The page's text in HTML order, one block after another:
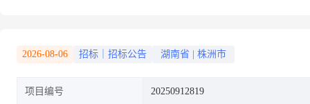
2026-08-06 招标｜招标公告 湖南省 株洲市
项目编号 20250912819